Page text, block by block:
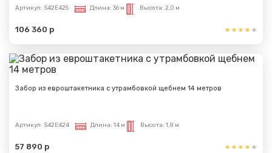
Артикул: S42E425 Длина: 36 м Высота: 2,0 м
106 360 р
Забор из евроштакетника с утрамбовкой щебнем 14 метров
Артикул: S42E424 Длина: 14 м Высота: 1,8 м
57 890 р